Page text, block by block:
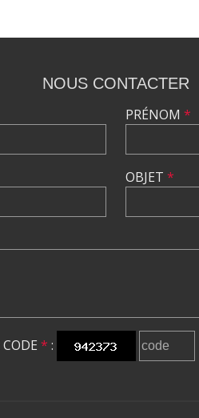
NOUS CONTACTER
PRÉNOM *
OBJET *
* :